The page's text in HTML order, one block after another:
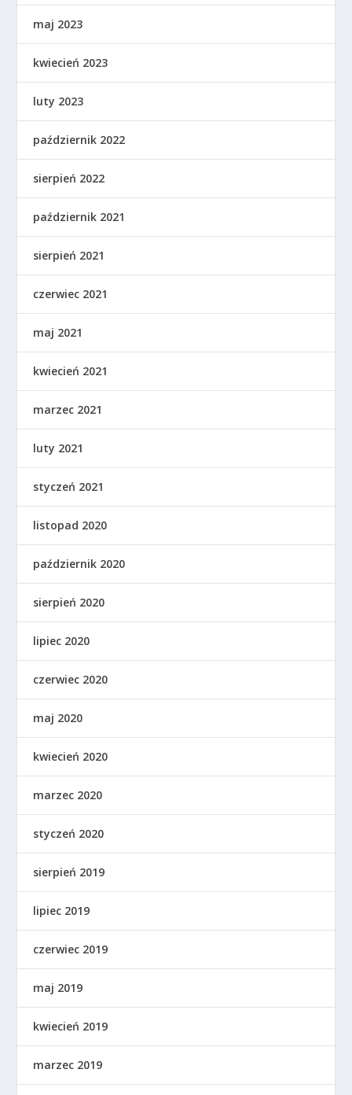
maj 2023
kwiecień 2023
luty 2023
październik 2022
sierpień 2022
październik 2021
sierpień 2021
czerwiec 2021
maj 2021
kwiecień 2021
marzec 2021
luty 2021
styczeń 2021
listopad 2020
październik 2020
sierpień 2020
lipiec 2020
czerwiec 2020
maj 2020
kwiecień 2020
marzec 2020
styczeń 2020
sierpień 2019
lipiec 2019
czerwiec 2019
maj 2019
kwiecień 2019
marzec 2019